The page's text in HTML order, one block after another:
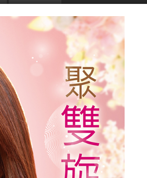
號、衛部醫字第1031662939號辦理
相同(Off-label use)；任何療程介紹均以醫師[
支撐與改善臉部結構凹陷